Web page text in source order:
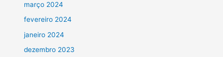
março 2024
fevereiro 2024
janeiro 2024
dezembro 2023